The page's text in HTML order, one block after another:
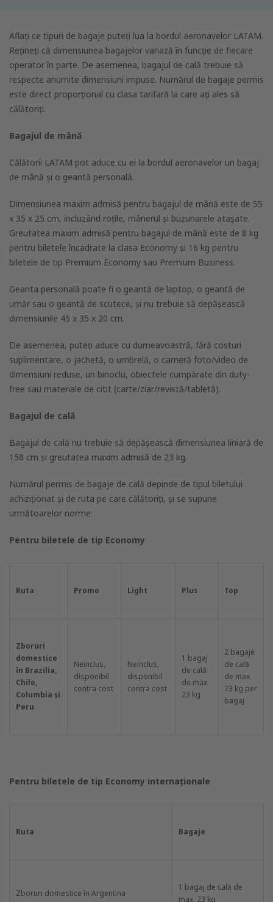
Aflați ce tipuri de bagaje puteți lua la bordul aeronavelor LATAM.
Rețineți că dimensiunea bagajelor variază în funcție de fiecare
operator în parte. De asemenea, bagajul de cală trebuie să
respecte anumite dimensiuni impuse. Numărul de bagaje permis
este direct proporțional cu clasa tarifară la care ați ales să
călătoriți.
Bagajul de mână
Călătorii LATAM pot aduce cu ei la bordul aeronavelor un bagaj
de mână și o geantă personală.
Dimensiunea maxim admisă pentru bagajul de mână este de 55
x 35 x 25 cm, incluzând roțile, mânerul și buzunarele atașate.
Greutatea maxim admisă pentru bagajul de mână este de 8 kg
pentru biletele încadrate la clasa Economy și 16 kg pentru
biletele de tip Premium Economy sau Premium Business.
Geanta personală poate fi o geantă de laptop, o geantă de
umăr sau o geantă de scutece, și nu trebuie să depășească
dimensiunile 45 x 35 x 20 cm.
De asemenea, puteți aduce cu dumeavoastră, fără costuri
suplimentare, o jachetă, o umbrelă, o cameră foto/video de
dimensiuni reduse, un binoclu, obiectele cumpărate din duty-
free sau materiale de citit (carte/ziar/revistă/tabletă).
Bagajul de cală
Bagajul de cală nu trebuie să depășească dimensiunea liniară de
158 cm și greutatea maxim admisă de 23 kg.
Numărul permis de bagaje de cală depinde de tipul biletului
achiziționat și de ruta pe care călătoriți, și se supune
următoarelor norme:
Pentru biletele de tip Economy
Ruta Promo Light Plus Top
Zboruri
domestice
în Brazilia,
Chile,
Columbia și
Peru
Neinclus,
disponibil
contra cost
Neinclus,
disponibil
contra cost
1 bagaj
de cală
de max.
23 kg
2 bagaje
de cală
de max.
23 kg per
bagaj
Pentru biletele de tip Economy internaționale
Ruta Bagaje
Zboruri domestice în Argentina
1 bagaj de cală de
max. 23 kg